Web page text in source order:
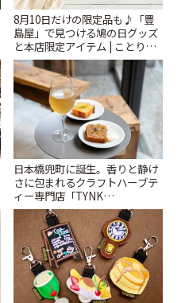
8月10日だけの限定品も♪「豊
島屋」で見つける鳩の日グッズ
と本店限定アイテム | ことりっ
ぷ
日本橋兜町に誕生。香りと静け
さに包まれるクラフトハーブテ
ィー専門店「TYNK
Kabutocho」 | ことりっぷ